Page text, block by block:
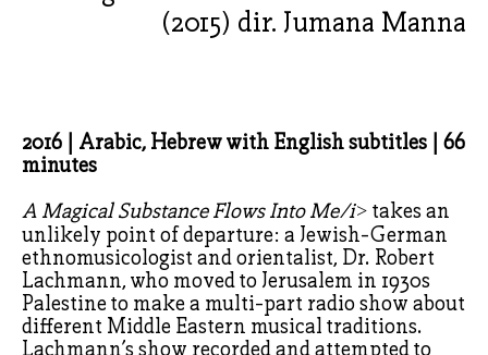
(2015) dir. Jumana Manna
2016 | Arabic, Hebrew with English subtitles | 66
minutes
A Magical Substance Flows Into Me/i> takes an
unlikely point of departure: a Jewish-German
ethnomusicologist and orientalist, Dr. Robert
Lachmann, who moved to Jerusalem in 1930s
Palestine to make a multi-part radio show about
different Middle Eastern musical traditions.
Lachmann’s show recorded and attempted to